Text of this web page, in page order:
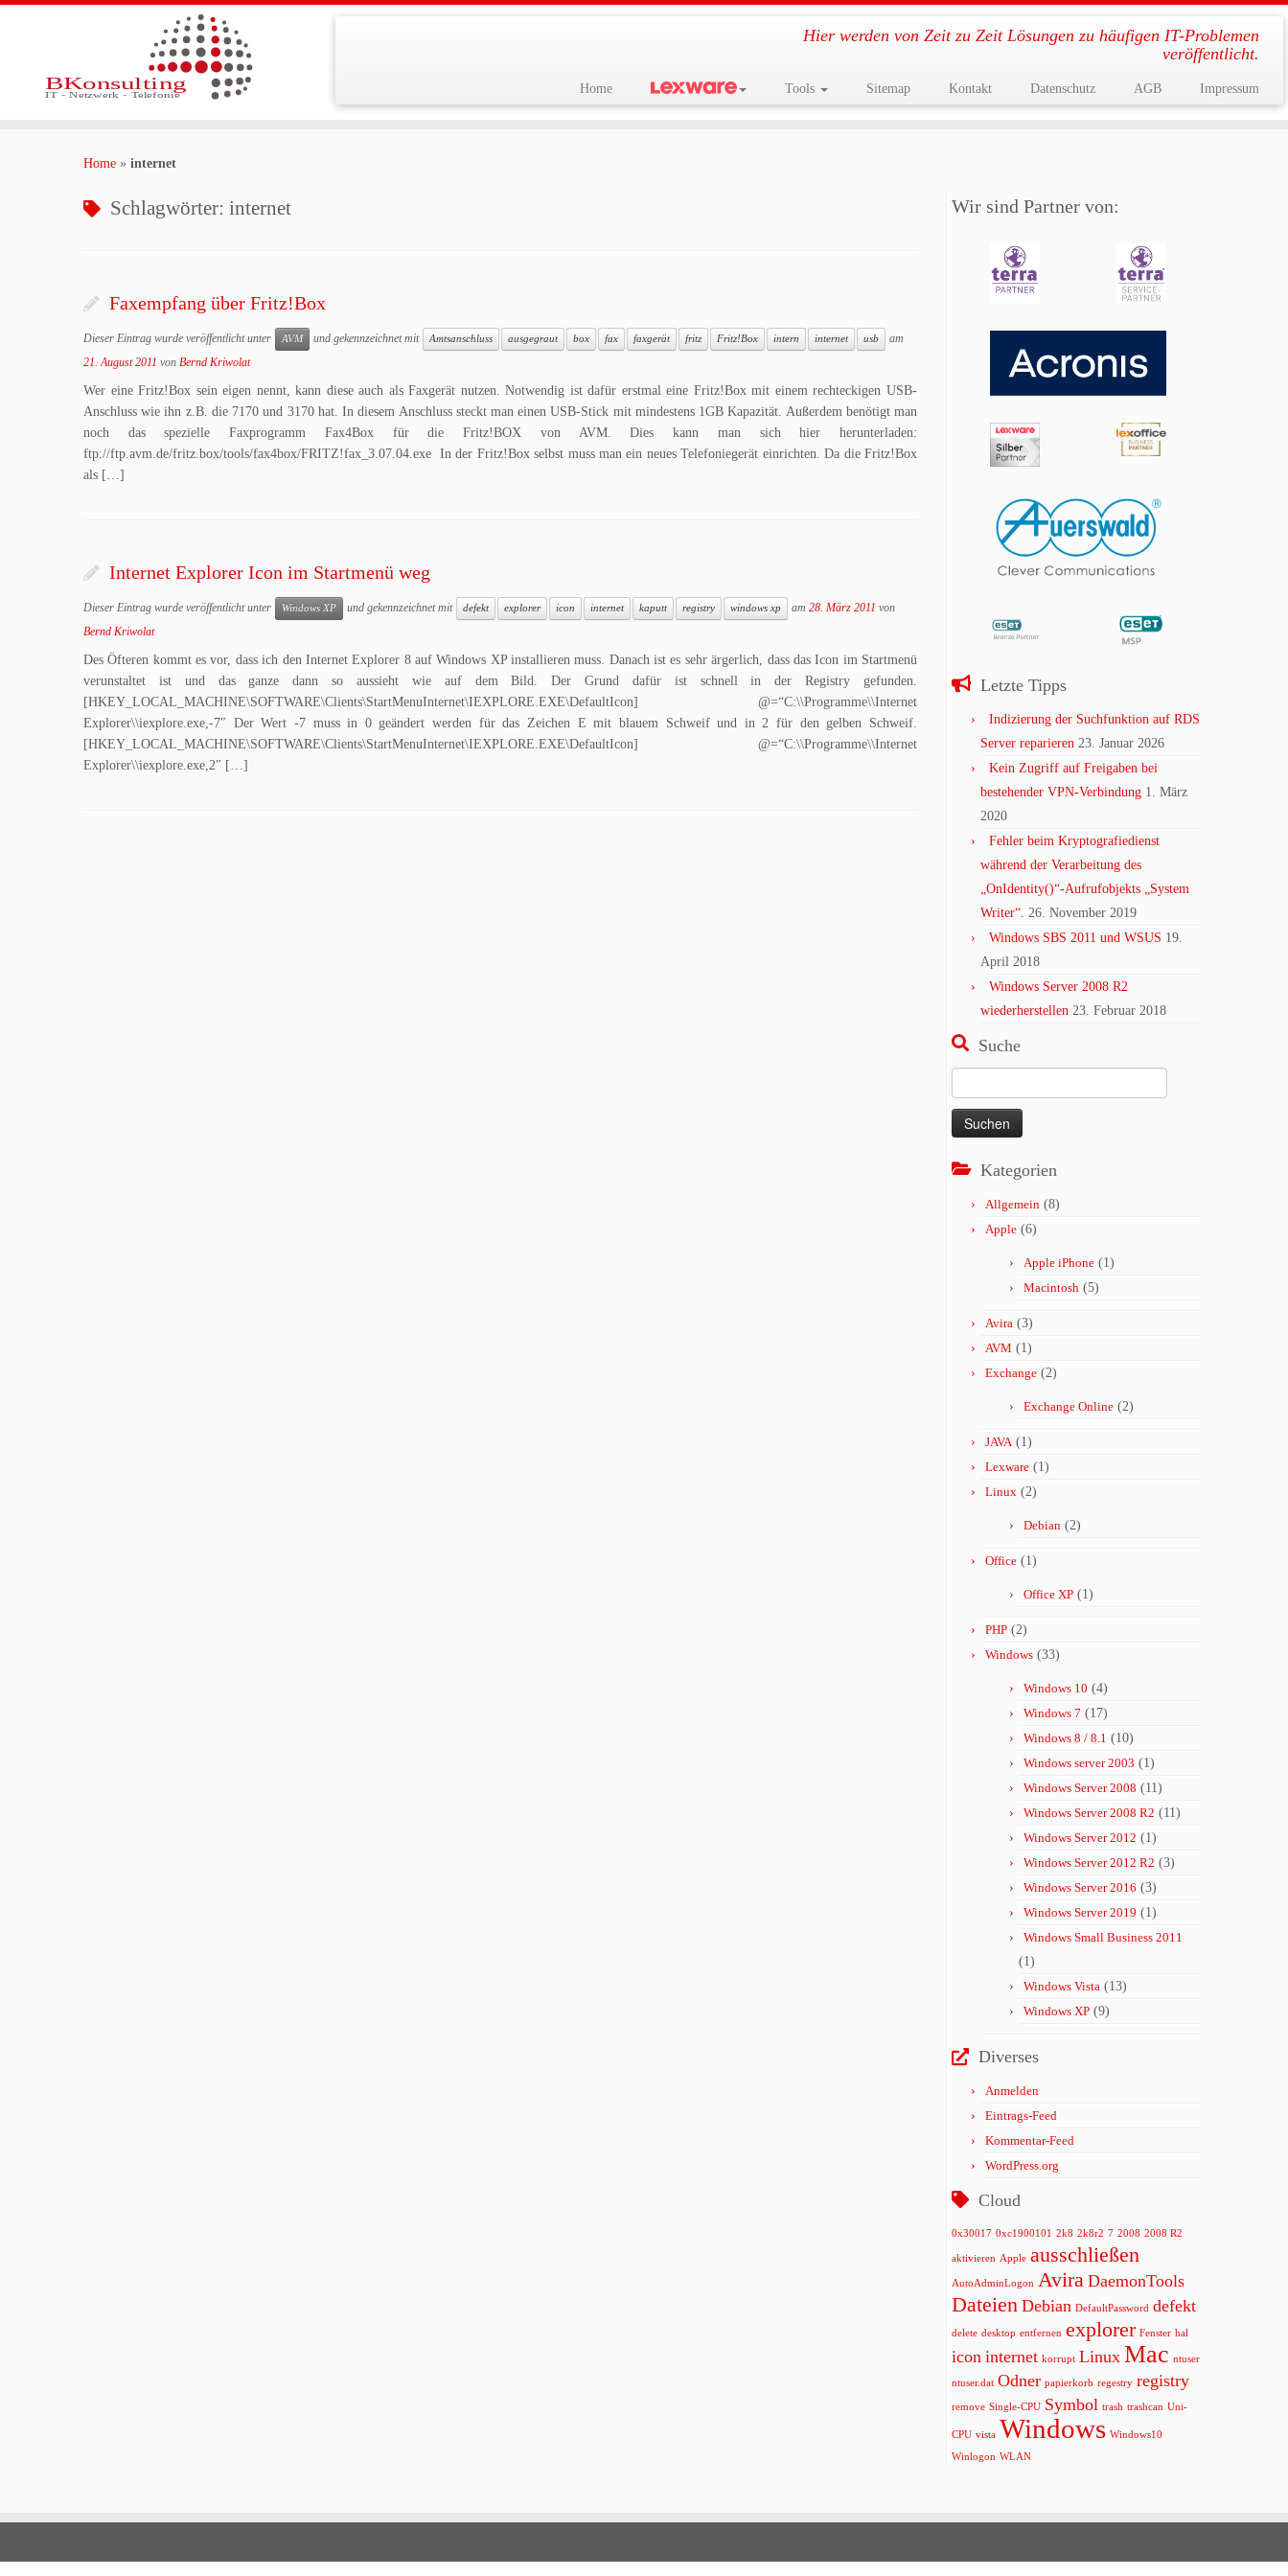
Hier werden von Zeit zu Zeit Lösungen zu häufigen IT-Problemen
veröffentlicht.
Home Tools Sitemap Kontakt Datenschutz AGB Impressum
Home » internet
Schlagwörter: internet
Faxempfang über Fritz!Box
Dieser Eintrag wurde veröffentlicht unter AVM und gekennzeichnet mit Amtsanschluss ausgegraut box fax faxgerät fritz Fritz!Box intern internet usb
am
21. August 2011 von Bernd Kriwolat
Wer eine Fritz!Box sein eigen nennt, kann diese auch als Faxgerät nutzen. Notwendig ist dafür erstmal eine Fritz!Box mit einem rechteckigen USB-
Anschluss wie ihn z.B. die 7170 und 3170 hat. In diesem Anschluss steckt man einen USB-Stick mit mindestens 1GB Kapazität. Außerdem benötigt man
noch das spezielle Faxprogramm Fax4Box für die Fritz!BOX von AVM. Dies kann man sich hier herunterladen:
ftp://ftp.avm.de/fritz.box/tools/fax4box/FRITZ!fax_3.07.04.exe In der Fritz!Box selbst muss man ein neues Telefoniegerät einrichten. Da die Fritz!Box
als […]
Internet Explorer Icon im Startmenü weg
Dieser Eintrag wurde veröffentlicht unter Windows XP und gekennzeichnet mit defekt explorer icon internet kaputt registry windows xp am 28. März 2011 von
Bernd Kriwolat
Des Öfteren kommt es vor, dass ich den Internet Explorer 8 auf Windows XP installieren muss. Danach ist es sehr ärgerlich, dass das Icon im Startmenü
verunstaltet ist und das ganze dann so aussieht wie auf dem Bild. Der Grund dafür ist schnell in der Registry gefunden.
[HKEY_LOCAL_MACHINE\SOFTWARE\Clients\StartMenuInternet\IEXPLORE.EXE\DefaultIcon] @=“C:\\Programme\\Internet
Explorer\\iexplore.exe,-7″ Der Wert -7 muss in 0 geändert werden für das Zeichen E mit blauem Schweif und in 2 für den gelben Schweif.
[HKEY_LOCAL_MACHINE\SOFTWARE\Clients\StartMenuInternet\IEXPLORE.EXE\DefaultIcon] @=“C:\\Programme\\Internet
Explorer\\iexplore.exe,2″ […]
Wir sind Partner von:
Letzte Tipps
Indizierung der Suchfunktion auf RDS
Server reparieren 23. Januar 2026
Kein Zugriff auf Freigaben bei
bestehender VPN-Verbindung 1. März
2020
Fehler beim Kryptografiedienst
während der Verarbeitung des
„OnIdentity()“-Aufrufobjekts „System
Writer“. 26. November 2019
Windows SBS 2011 und WSUS 19.
April 2018
Windows Server 2008 R2
wiederherstellen 23. Februar 2018
Suche
nach:
Kategorien
Allgemein (8)
Apple (6)
Apple iPhone (1)
Macintosh (5)
Avira (3)
AVM (1)
Exchange (2)
Exchange Online (2)
JAVA(1)
Lexware (1)
Linux (2)
Debian (2)
Office (1)
Office XP (1)
PHP (2)
Windows (33)
Windows 10 (4)
Windows 7 (17)
Windows 8 / 8.1 (10)
Windows server 2003 (1)
Windows Server 2008 (11)
Windows Server 2008 R2 (11)
Windows Server 2012 (1)
Windows Server 2012 R2 (3)
Windows Server 2016 (3)
Windows Server 2019 (1)
Windows Small Business 2011
(1)
Windows Vista (13)
Windows XP (9)
Diverses
Anmelden
Eintrags-Feed
Kommentar-Feed
WordPress.org
Cloud
0x30017 0xc1900101 2k8 2k8r2 7 2008 2008 R2
aktivieren Apple ausschließen
AutoAdminLogon Avira DaemonTools
Dateien Debian DefaultPassword defekt
delete desktop entfernen explorer Fenster hal
icon internet korrupt Linux Mac ntuser
ntuser.dat Odner papierkorb regestry registry
remove Single-CPU Symbol trash trashcan Uni-
CPU vista Windows Windows10
Winlogon WLAN